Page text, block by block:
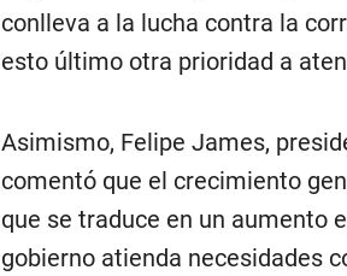
conlleva a la lucha contra la
esto último otra prioridad a
Asimismo, Felipe James,
comentó que el crecimiento
que se traduce en un aumento
gobierno atienda necesidades